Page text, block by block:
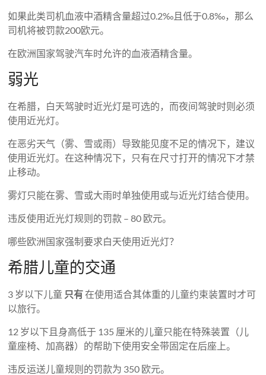
如果此类司机血液中酒精含量超过0.2‰且低于0.8‰，那么
司机将被罚款200欧元。
在欧洲国家驾驶汽车时允许的血液酒精含量。
弱光
在希腊，白天驾驶时近光灯是可选的，而夜间驾驶时则必须
使用近光灯。
在恶劣天气（雾、雪或雨）导致能见度不足的情况下，建议
使用近光灯。在这种情况下，只有在尺寸打开的情况下才禁
止移动。
雾灯只能在雾、雪或大雨时单独使用或与近光灯结合使用。
违反使用近光灯规则的罚款 – 80 欧元。
哪些欧洲国家强制要求白天使用近光灯？
希腊儿童的交通
3 岁以下儿童 只有在使用适合其体重的儿童约束装置时才可
以旅行。
12 岁以下且身高低于 135 厘米的儿童只能在特殊装置（儿
童座椅、加高器）的帮助下使用安全带固定在后座上。
违反运送儿童规则的罚款为 350 欧元。